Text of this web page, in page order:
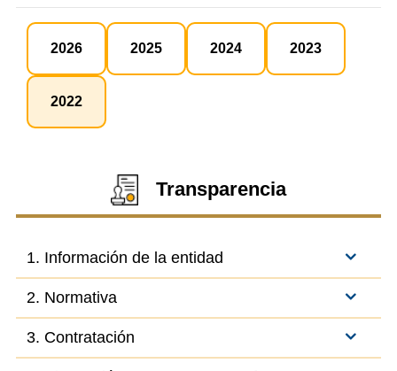
2026 2025 2024 2023
2022
Transparencia
1. Información de la entidad
2. Normativa
3. Contratación